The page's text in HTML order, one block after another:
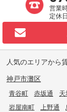
営業
定休
人気のエリアから
神戸市灘区
青谷町 赤坂通
岩屋南町
上野通